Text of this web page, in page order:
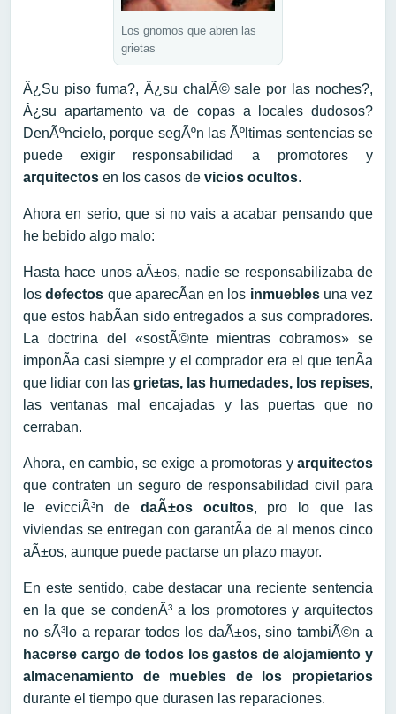
Los gnomos que abren las
grietas
Â¿Su piso fuma?, Â¿su chalÃ© sale por las noches?,
Â¿su apartamento va de copas a locales dudosos?
DenÃºncielo, porque segÃºn las Ãºltimas sentencias se
puede exigir responsabilidad a promotores y
arquitectos en los casos de vicios ocultos.
Ahora en serio, que si no vais a acabar pensando que
he bebido algo malo:
Hasta hace unos aÃ±os, nadie se responsabilizaba de
losdefectos que aparecÃ­an en los inmueblesuna vez
que estos habÃ­an sido entregados a sus compradores.
La doctrina del «sostÃ©nte mientras cobramos» se
imponÃ­a casi siempre y el comprador era el que tenÃ­a
que lidiar con las grietas, las humedades, los repises,
las ventanas mal encajadas y las puertas que no
cerraban.
Ahora, en cambio, se exige a promotoras y arquitectos
que contraten un seguro de responsabilidad civil para
le evicciÃ³n de daÃ±os ocultos, pro lo que las
viviendas se entregan con garantÃ­a de al menos cinco
aÃ±os, aunque puede pactarse un plazo mayor.
En este sentido, cabe destacar una reciente sentencia
en la que se condenÃ³ a los promotores y arquitectos
no sÃ³lo a reparar todos los daÃ±os, sino tambiÃ©n a
hacerse cargo de todos los gastos de alojamiento y
almacenamiento de muebles de los propietarios
durante el tiempo que durasen las reparaciones.